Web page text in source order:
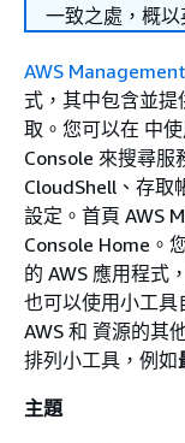
一致之處，概以
AWS
式，其中包含並提
取。您可以在 中
Console 來搜尋服
CloudShell、存取
設定。首頁 AWS
Console Home。
的 AWS 應用程式
也可以使用小工具
AWS 和 資源的其
排列小工具，例如
主題